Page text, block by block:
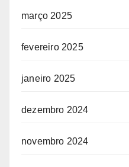
março 2025
fevereiro 2025
janeiro 2025
dezembro 2024
novembro 2024